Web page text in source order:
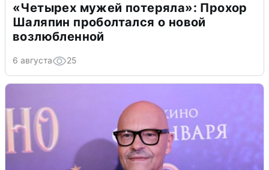
«Четырех мужей потеряла»: Прохор
Шаляпин проболтался о новой
возлюбленной
6 августа 25